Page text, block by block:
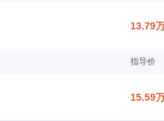
13.79
指导价
15.59